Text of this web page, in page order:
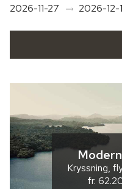
2026-11-27 2026-12-
Kryssning,
fr.